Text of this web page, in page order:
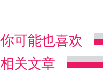
你可能也喜欢
相关文章